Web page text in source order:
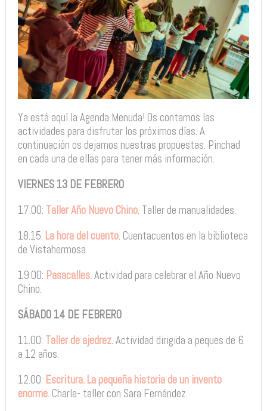
Ya está aquí la Agenda Menuda! Os contamos las
actividades para disfrutar los próximos días. A
continuación os dejamos nuestras propuestas. Pinchad
en cada una de ellas para tener más información.
VIERNES 13 DE FEBRERO
17.00: Taller Año Nuevo Chino. Taller de manualidades.
18.15: La hora del cuento. Cuentacuentos en la biblioteca
de Vistahermosa.
19.00: Pasacalles.Actividad para celebrar el Año Nuevo
Chino.
SÁBADO 14 DE FEBRERO
11.00: Taller de ajedrez.Actividad dirigida a peques de 6
a 12 años.
12.00: Escritura. La pequeña historia de un invento
enorme. Charla- taller con Sara Fernández.